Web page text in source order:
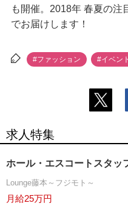
も開催。2018年 春夏の注
でお届けします！
#ファッション #イベン
求人特集
ホール・エスコートスタッ
Lounge藤本～フジモト～
月給25万円